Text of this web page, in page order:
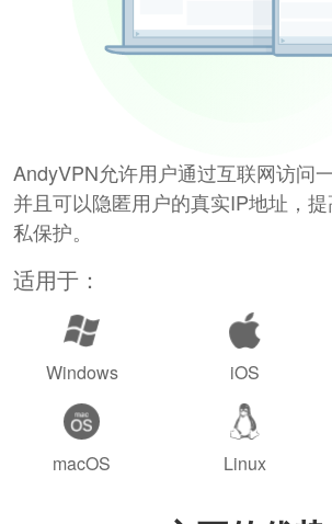
AndyVPN允许用户通过互联网访问
并且可以隐匿用户的真实IP地址，
私保护。
适用于：
Windows iOS
macOS Linux